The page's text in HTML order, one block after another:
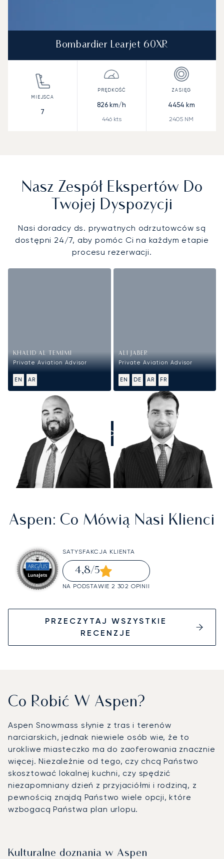
Bombardier Learjet 60XR
7
826 km/h
446kts
4454 km
2405 NM
Nasz Zespół Ekspertów Do
Twojej Dyspozycji
Nasi doradcy ds. prywatnych odrzutowców są
dostępni 24/7, aby pomóc Ci na każdym etapie
procesu rezerwacji.
KHALID AL TEMIMI
Private Aviation Advisor
EN AR
ALI JABER
Private Aviation Advisor
EN DE AR FR
ZADZWOŃCIE DO NAS
Aspen: Co Mówią Nasi Klienci
SATYSFAKCJA KLIENTA
4,8/5
NA PODSTAWIE 2 302 OPINII
PRZECZYTAJ WSZYSTKIE
RECENZJE
Co Robić W Aspen?
Aspen Snowmass słynie z tras i terenów
narciarskich, jednak niewiele osób wie, że to
urokliwe miasteczko ma do zaoferowania znacznie
więcej. Niezależnie od tego, czy chcą Państwo
skosztować lokalnej kuchni, czy spędzić
niezapomniany dzień z przyjaciółmi i rodziną, z
pewnością znajdą Państwo wiele opcji, które
wzbogacą Państwa plan urlopu.
Kulturalne doznania w Aspen